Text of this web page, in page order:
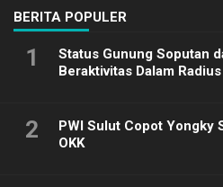
BERITA POPULER
1
Status Gunung Soputan
Beraktivitas Dalam
2
PWI Sulut Copot Yongky
OKK